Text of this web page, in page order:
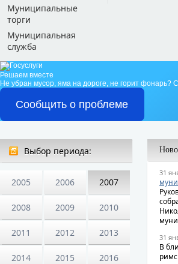
Муниципальные
торги
Муниципальная
служба
Решаем вместе
Не убран мусор, яма на дороге, не горит фонарь?
Сообщить о проблеме
Выбор периода:
2005 2006 2007
2008 2009 2010
2011 2012 2013
2014 2015 2016
31
31
В